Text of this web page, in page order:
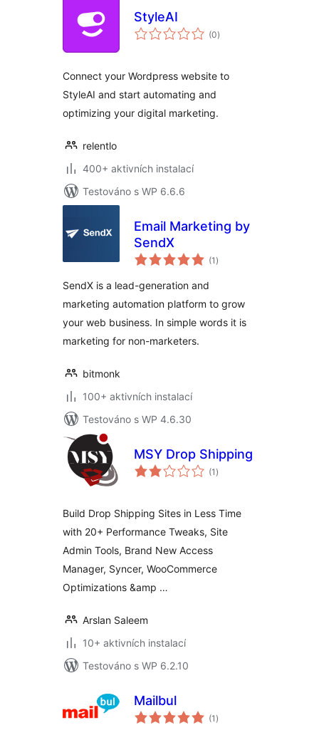
StyleAI
(0celkové
hodnocení
)
Connect your Wordpress website to
StyleAI and start automating and
optimizing your digital marketing.
relentlo
400+ aktivních instalací
Testováno s WP 6.6.6
Email Marketing by
SendX
(1 celkové
hodnocení
)
SendX is a lead-generation and
marketing automation platform to grow
your web business. In simple words it is
marketing for non-marketers.
bitmonk
100+ aktivních instalací
Testováno s WP 4.6.30
MSY Drop Shipping
(1 celkové
hodnocení
)
Build Drop Shipping Sites in Less Time
with 20+ Performance Tweaks, Site
Admin Tools, Brand New Access
Manager, Syncer, WooCommerce
Optimizations &amp …
Arslan Saleem
10+ aktivních instalací
Testováno s WP 6.2.10
Mailbul
(1 celkové
hodnocení
)